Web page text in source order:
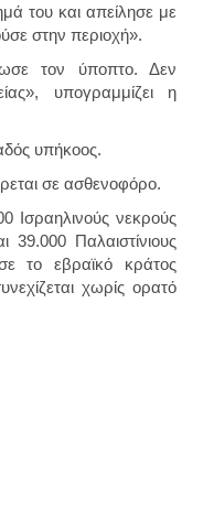
του και απείλησε με
στην περιοχή».
τον ύποπτο. Δεν
υπογραμμίζει η
υπήκοος.
σε ασθενοφόρο.
Ισραηλινούς νεκρούς
Παλαιστίνιους
το εβραϊκό κράτος
χωρίς ορατό